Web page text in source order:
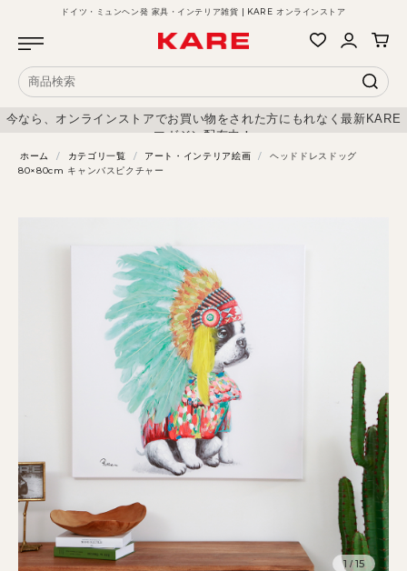
ドイツ・ミュンヘン発 家具・インテリア雑貨 | KARE オンラインストア
今なら、オンラインストアでお買い物をされた方にもれなく最新KARE
マガジン配布中！
ホーム / カテゴリ一覧 / アート・インテリア絵画 /
ヘッドドレスドッグ
80×80cm キャンバスピクチャー
1 /15